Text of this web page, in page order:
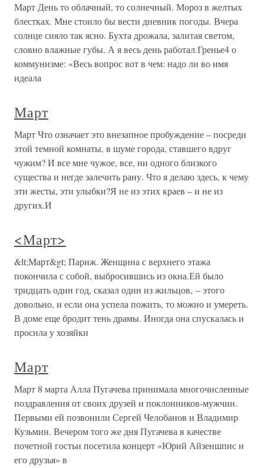
Март День то облачный, то солнечный. Мороз в желтых
блестках. Мне стоило бы вести дневник погоды. Вчера
солнце сияло так ясно. Бухта дрожала, залитая светом,
словно влажные губы. А я весь день работал.Гренье4 о
коммунизме: «Весь вопрос вот в чем: надо ли во имя
идеала
Март
Март Что означает это внезапное пробуждение – посреди
этой темной комнаты, в шуме города, ставшего вдруг
чужим? И все мне чужое, все, ни одного близкого
существа и негде залечить рану. Что я делаю здесь, к чему
эти жесты, эти улыбки?Я не из этих краев – и не из
других.И
<Март>
&lt;Март&gt; Париж. Женщина с верхнего этажа
покончила с собой, выбросившись из окна.Ей было
тридцать один год, сказал один из жильцов, – этого
довольно, и если она успела пожить, то можно и умереть.
В доме еще бродит тень драмы. Иногда она спускалась и
просила у хозяйки
Март
Март 8 марта Алла Пугачева принимала многочисленные
поздравления от своих друзей и поклонников-мужчин.
Первыми ей позвонили Сергей Челобанов и Владимир
Кузьмин. Вечером того же дня Пугачева в качестве
почетной гостьи посетила концерт «Юрий Айзеншпис и
его друзья» в